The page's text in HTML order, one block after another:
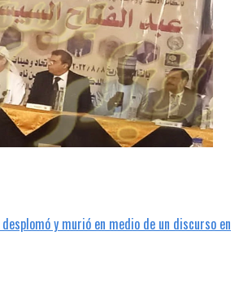
y murió en medio de un discurso en